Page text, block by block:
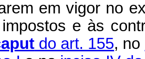
em vigor no
e às
do art. 155, no